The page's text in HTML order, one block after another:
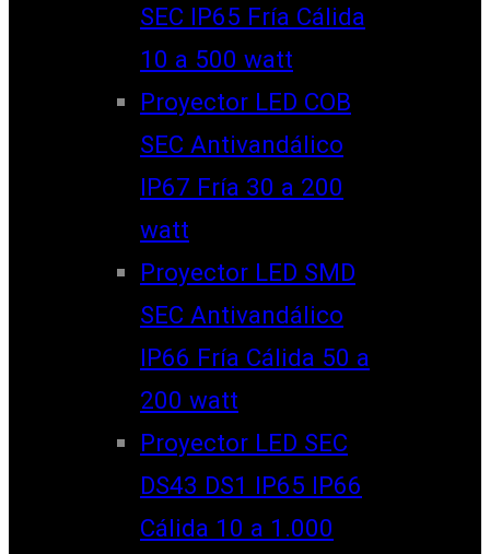
SEC IP65 Fría Cálida
10 a 500 watt
Proyector LED COB
SEC Antivandálico
IP67 Fría 30 a 200
watt
Proyector LED SMD
SEC Antivandálico
IP66 Fría Cálida 50 a
200 watt
Proyector LED SEC
DS43 DS1 IP65 IP66
Cálida 10 a 1.000